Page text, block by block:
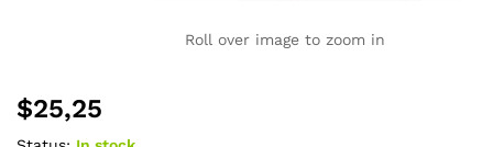
Roll over image to zoom in
$25,25